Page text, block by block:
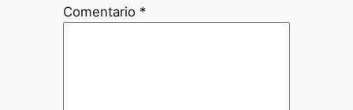
Comentario *